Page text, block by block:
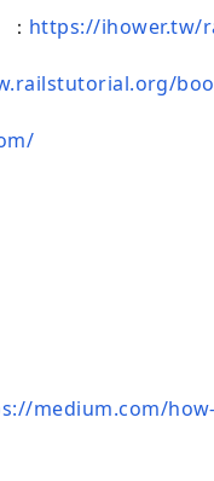
https://ihower.tw/
medium.com/